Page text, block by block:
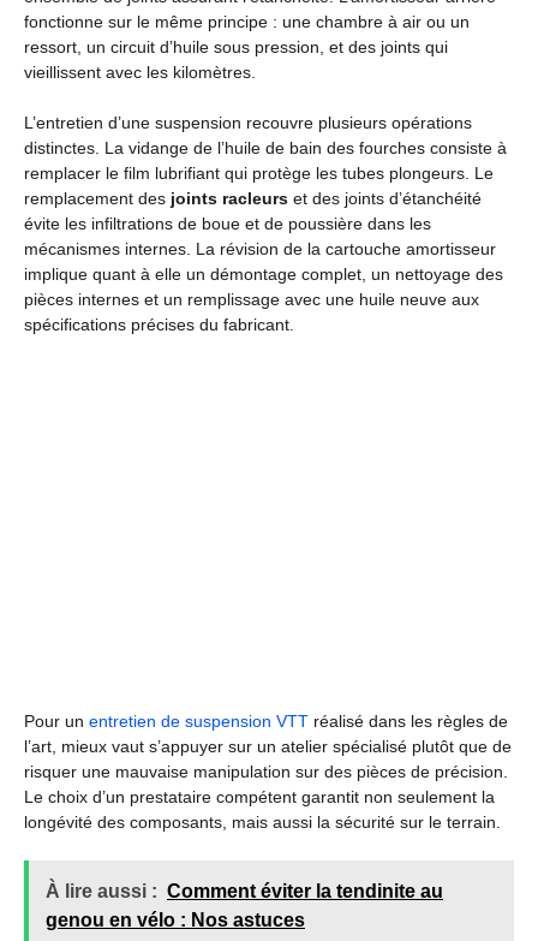
fonctionne sur le même principe : une chambre à air ou un
ressort, un circuit d’huile sous pression, et des joints qui
vieillissent avec les kilomètres.
L’entretien d’une suspension recouvre plusieurs opérations
distinctes. La vidange de l’huile de bain des fourches consiste à
remplacer le film lubrifiant qui protège les tubes plongeurs. Le
remplacement des joints racleurs et des joints d’étanchéité
évite les infiltrations de boue et de poussière dans les
mécanismes internes. La révision de la cartouche amortisseur
implique quant à elle un démontage complet, un nettoyage des
pièces internes et un remplissage avec une huile neuve aux
spécifications précises du fabricant.
Pour un entretien de suspension VTT réalisé dans les règles de
l’art, mieux vaut s’appuyer sur un atelier spécialisé plutôt que de
risquer une mauvaise manipulation sur des pièces de précision.
Le choix d’un prestataire compétent garantit non seulement la
longévité des composants, mais aussi la sécurité sur le terrain.
À lire aussi : Comment éviter la tendinite au
genou en vélo : Nos astuces